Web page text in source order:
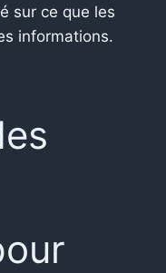
sur ce que les
informations.